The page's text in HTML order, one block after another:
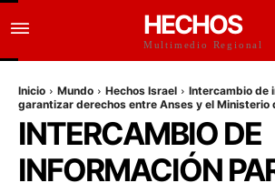
HECHOS
Multimedio Regional
Inicio Mundo Hechos Israel
Intercambio de
garantizar derechos entre Anses y el Ministerio
INTERCAMBIO DE
INFORMACIÓN